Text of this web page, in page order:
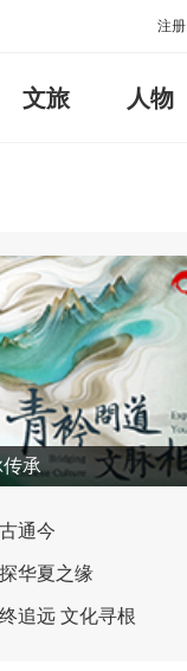
注册
文旅 人物
承
通今
华夏之缘
追远 文化寻根